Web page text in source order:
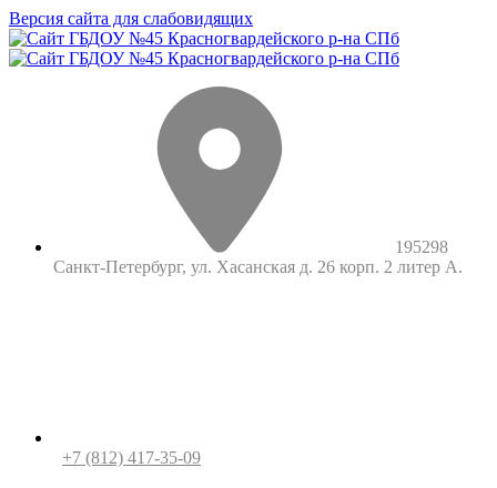
Версия сайта для слабовидящих
195298
Санкт-Петербург, ул. Хасанская д. 26 корп. 2 литер А.
+7 (812) 417-35-09